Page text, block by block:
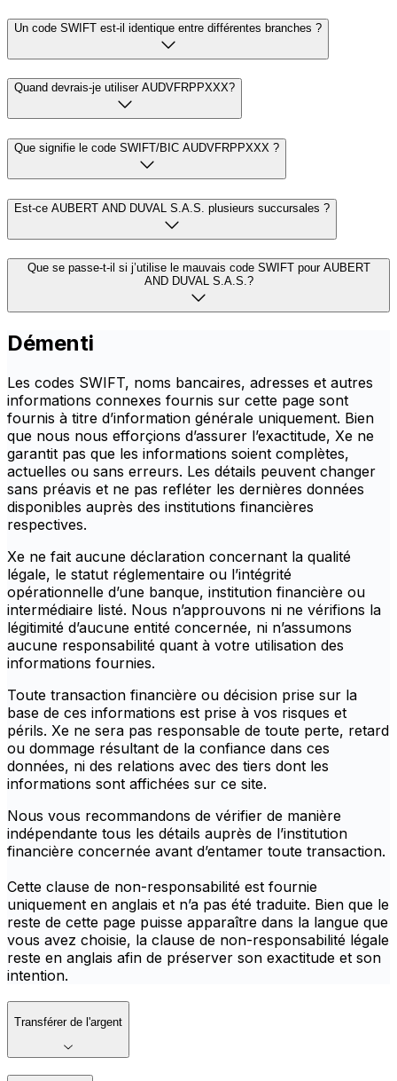
Un code SWIFT est-il identique entre différentes branches ?
Quand devrais-je utiliser AUDVFRPPXXX?
Que signifie le code SWIFT/BIC AUDVFRPPXXX ?
Est-ce AUBERT AND DUVAL S.A.S. plusieurs succursales ?
Que se passe-t-il si j’utilise le mauvais code SWIFT pour AUBERT
AND DUVAL S.A.S.?
Démenti
Les codes SWIFT, noms bancaires, adresses et autres
informations connexes fournis sur cette page sont
fournis à titre d’information générale uniquement. Bien
que nous nous efforçions d’assurer l’exactitude, Xe ne
garantit pas que les informations soient complètes,
actuelles ou sans erreurs. Les détails peuvent changer
sans préavis et ne pas refléter les dernières données
disponibles auprès des institutions financières
respectives.
Xe ne fait aucune déclaration concernant la qualité
légale, le statut réglementaire ou l’intégrité
opérationnelle d’une banque, institution financière ou
intermédiaire listé. Nous n’approuvons ni ne vérifions la
légitimité d’aucune entité concernée, ni n’assumons
aucune responsabilité quant à votre utilisation des
informations fournies.
Toute transaction financière ou décision prise sur la
base de ces informations est prise à vos risques et
périls. Xe ne sera pas responsable de toute perte, retard
ou dommage résultant de la confiance dans ces
données, ni des relations avec des tiers dont les
informations sont affichées sur ce site.
Nous vous recommandons de vérifier de manière
indépendante tous les détails auprès de l’institution
financière concernée avant d’entamer toute transaction.
Cette clause de non-responsabilité est fournie
uniquement en anglais et n’a pas été traduite. Bien que le
reste de cette page puisse apparaître dans la langue que
vous avez choisie, la clause de non-responsabilité légale
reste en anglais afin de préserver son exactitude et son
intention.
Transférer de l'argent